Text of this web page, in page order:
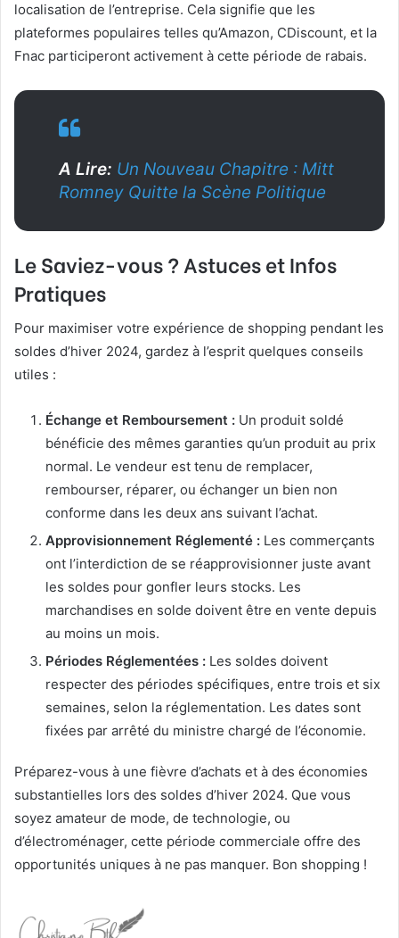
localisation de l’entreprise. Cela signifie que les
plateformes populaires telles qu’Amazon, CDiscount, et la
Fnac participeront activement à cette période de rabais.
A Lire: Un Nouveau Chapitre : Mitt
Romney Quitte la Scène Politique
Le Saviez-vous ? Astuces et Infos
Pratiques
Pour maximiser votre expérience de shopping pendant les
soldes d’hiver 2024, gardez à l’esprit quelques conseils
utiles :
Échange et Remboursement : Un produit soldé
bénéficie des mêmes garanties qu’un produit au prix
normal. Le vendeur est tenu de remplacer,
rembourser, réparer, ou échanger un bien non
conforme dans les deux ans suivant l’achat.
Approvisionnement Réglementé : Les commerçants
ont l’interdiction de se réapprovisionner juste avant
les soldes pour gonfler leurs stocks. Les
marchandises en solde doivent être en vente depuis
au moins un mois.
Périodes Réglementées : Les soldes doivent
respecter des périodes spécifiques, entre trois et six
semaines, selon la réglementation. Les dates sont
fixées par arrêté du ministre chargé de l’économie.
Préparez-vous à une fièvre d’achats et à des économies
substantielles lors des soldes d’hiver 2024. Que vous
soyez amateur de mode, de technologie, ou
d’électroménager, cette période commerciale offre des
opportunités uniques à ne pas manquer. Bon shopping !